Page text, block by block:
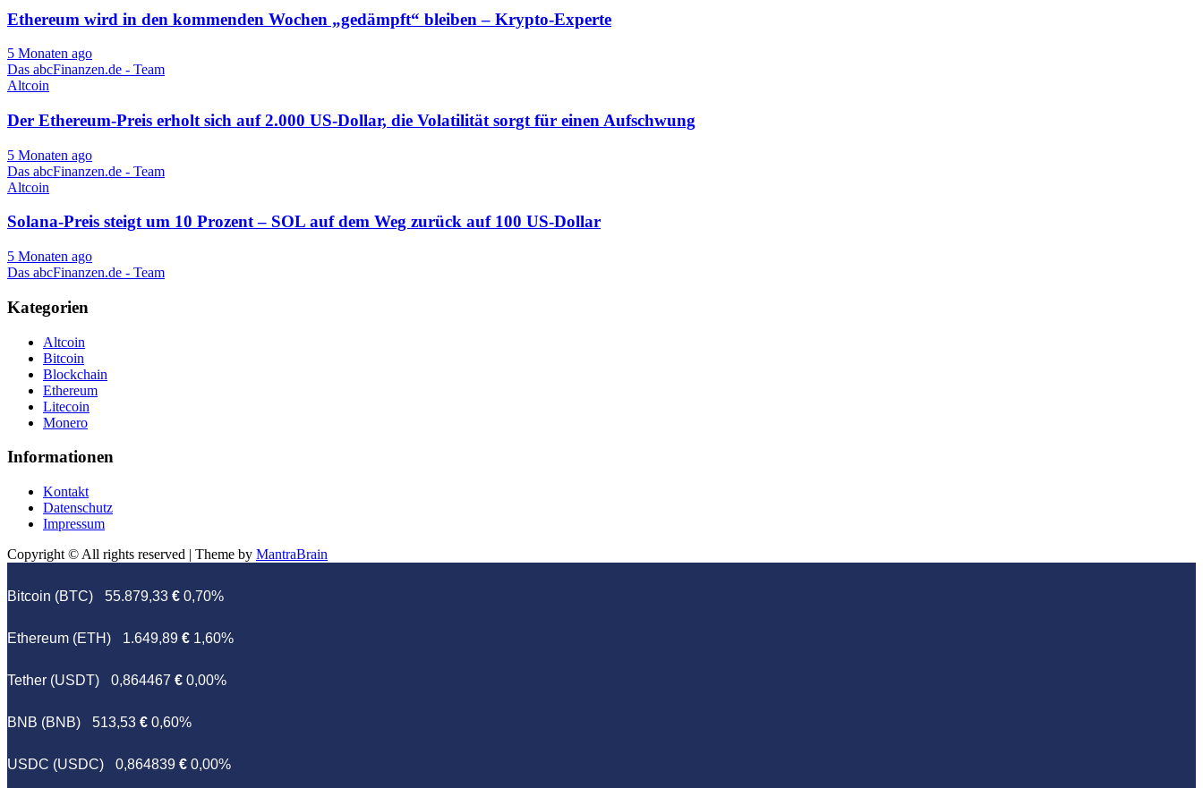
Ethereum wird in den kommenden Wochen „gedämpft“ bleiben – Krypto-Experte
5 Monaten ago
Das abcFinanzen.de - Team
Altcoin
Der Ethereum-Preis erholt sich auf 2.000 US-Dollar, die Volatilität sorgt für einen Aufschwung
5 Monaten ago
Das abcFinanzen.de - Team
Altcoin
Solana-Preis steigt um 10 Prozent – ​​​​​​SOL auf dem Weg zurück auf 100 US-Dollar
5 Monaten ago
Das abcFinanzen.de - Team
Kategorien
Altcoin
Bitcoin
Blockchain
Ethereum
Litecoin
Monero
Informationen
Kontakt
Datenschutz
Impressum
Copyright © All rights reserved | Theme by MantraBrain
Bitcoin (BTC) 55.879,33 € 0,70%
Ethereum (ETH) 1.649,89 € 1,60%
Tether (USDT) 0,864467 € 0,00%
BNB (BNB) 513,53 € 0,60%
USDC (USDC) 0,864839 € 0,00%